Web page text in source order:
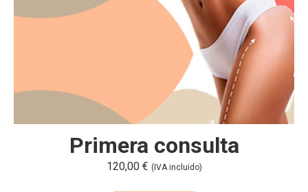
Primera consulta
120,00 € (IVA incluido)